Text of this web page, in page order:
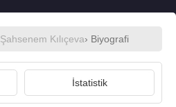
Şahsenem Kılıçeva› Biyografi
İstatistik